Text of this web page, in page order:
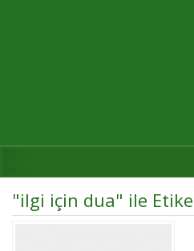
"ilgi için dua" ile